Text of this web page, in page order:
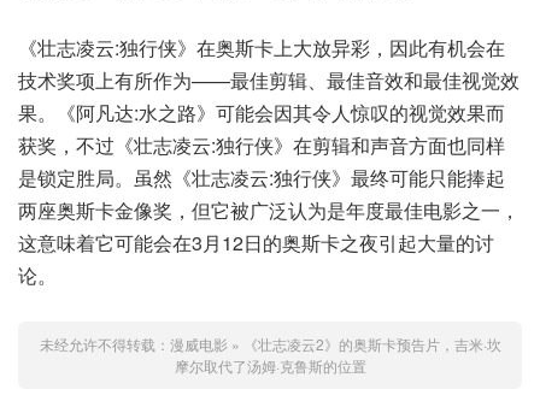
《壮志凌云:独行侠》在奥斯卡上大放异彩，因此有机会在
技术奖项上有所作为——最佳剪辑、最佳音效和最佳视觉效
果。《阿凡达:水之路》可能会因其令人惊叹的视觉效果而
获奖，不过《壮志凌云:独行侠》在剪辑和声音方面也同样
是锁定胜局。虽然《壮志凌云:独行侠》最终可能只能捧起
两座奥斯卡金像奖，但它被广泛认为是年度最佳电影之一，
这意味着它可能会在3月12日的奥斯卡之夜引起大量的讨
论。
未经允许不得转载： 漫威电影 »
《壮志凌云2》的奥斯卡预告片，吉米·坎
摩尔取代了汤姆·克鲁斯的位置